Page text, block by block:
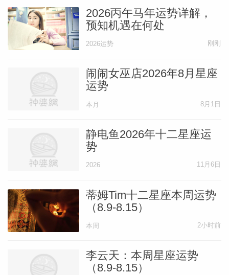
可能一直很努力，履行你的责任，做一切正
确的事，但还是有种无法克服的急躁不安。
这个月，你开始感觉生活的发展方向越来越
向，也走上了这个方向的路。这可能呈现为
你得到机会去新领域探索、得到更多的职业
会认识和你头脑相当的迷人的人。这一切不
断地将你指上通往个人完整的正确方向。等
到5月第二周，你为了自己的目标进入一种
你快速了解情况，也要快速明白，你在这件
事上务必更加果断，因为这么做才可以展现
出你多么适合这个机会。等到5月第三周，
你认识的人或一位新朋友可能邀请你参加活
动，或介绍你认识新人，带来极好的人脉机
2026丙午马年运势详解，
预知机遇在何处
2026运势 刚刚
闹闹女巫店2026年8月星座
运势
本月 8月1日
静电鱼2026年十二星座运
势
2026 11月6日
蒂姆Tim十二星座本周运势
（8.9-8.15）
本周 2小时前
李云天：本周星座运势
（8.9-8.15）